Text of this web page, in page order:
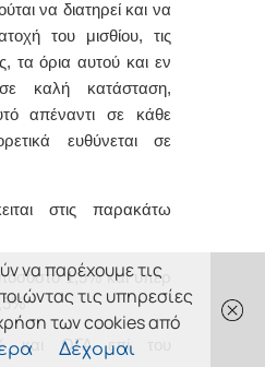
να διατηρεί και να
του μισθίου, τις
τα όρια αυτού και εν
καλή κατάσταση,
απέναντι σε κάθε
ευθύνεται σε
στις παρακάτω
1,5% και υπέρ
και ΟΓΑ επί του
να παρέχουμε τις
τις υπηρεσίες
των cookies από
Δέχομαι